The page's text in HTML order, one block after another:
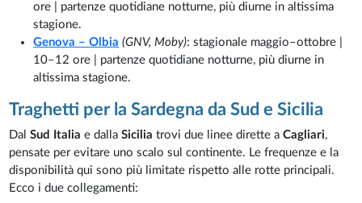
ore | partenze quotidiane notturne, più diurne in altissima
stagione.
Genova – Olbia (GNV, Moby): stagionale maggio–ottobre |
10–12 ore | partenze quotidiane notturne, più diurne in
altissima stagione.
Traghetti per la Sardegna da Sud e Sicilia
DalSud Italia e dallaSicilia trovi due linee dirette aCagliari,
pensate per evitare uno scalo sul continente. Le frequenze e la
disponibilità qui sono più limitate rispetto alle rotte principali.
Ecco i due collegamenti: